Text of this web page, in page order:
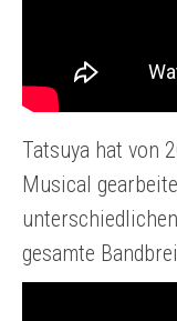
Tatsuya hat von
Musical
gesamte